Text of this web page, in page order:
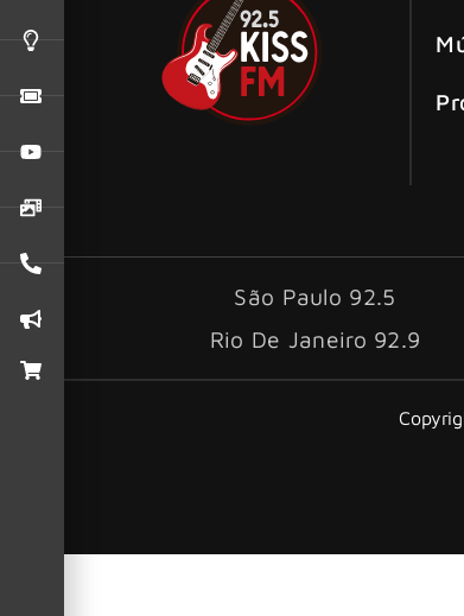
São Paulo 92.5
Rio De Janeiro 92.9